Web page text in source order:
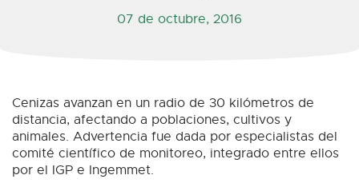
07 de octubre, 2016
Cenizas avanzan en un radio de 30 kilómetros de
distancia, afectando a poblaciones, cultivos y
animales. Advertencia fue dada por especialistas del
comité científico de monitoreo, integrado entre ellos
por el IGP e Ingemmet.